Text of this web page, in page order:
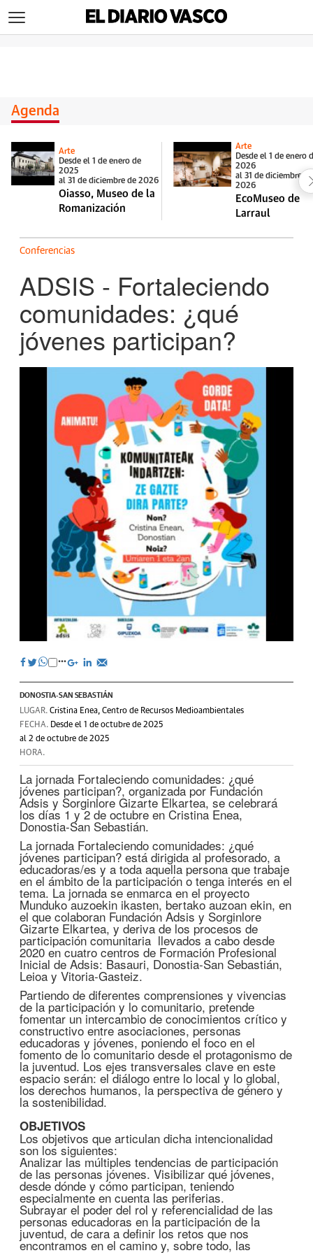
Agenda
Arte
Desde el 1 de enero de
2025
al 31 de diciembre de 2026
Oiasso, Museo de la
Romanización
Arte
Desde el 1 de enero
2026
al 31 de diciembre de
2026
EcoMuseo de
Larraul
Conferencias
ADSIS - Fortaleciendo
comunidades: ¿qué
jóvenes participan?
DONOSTIA-SAN SEBASTIÁN
LUGAR. Cristina Enea, Centro de Recursos Medioambientales
FECHA. Desde el 1 de octubre de 2025
al 2 de octubre de 2025
HORA.
La jornada Fortaleciendo comunidades: ¿qué
jóvenes participan?, organizada por Fundación
Adsis y Sorginlore Gizarte Elkartea, se celebrará
los días 1 y 2 de octubre en Cristina Enea,
Donostia-San Sebastián.
La jornada Fortaleciendo comunidades: ¿qué
jóvenes participan? está dirigida al profesorado, a
educadoras/es y a toda aquella persona que trabaje
en el ámbito de la participación o tenga interés en el
tema. La jornada se enmarca en el proyecto
Munduko auzoekin ikasten, bertako auzoan ekin, en
el que colaboran Fundación Adsis y Sorginlore
Gizarte Elkartea, y deriva de los procesos de
participación comunitaria llevados a cabo desde
2020 en cuatro centros de Formación Profesional
Inicial de Adsis: Basauri, Donostia-San Sebastián,
Leioa y Vitoria-Gasteiz.
Partiendo de diferentes comprensiones y vivencias
de la participación y lo comunitario, pretende
fomentar un intercambio de conocimientos crítico y
constructivo entre asociaciones, personas
educadoras y jóvenes, poniendo el foco en el
fomento de lo comunitario desde el protagonismo de
la juventud. Los ejes transversales clave en este
espacio serán: el diálogo entre lo local y lo global,
los derechos humanos, la perspectiva de género y
la sostenibilidad.
OBJETIVOS
Los objetivos que articulan dicha intencionalidad
son los siguientes:
Analizar las múltiples tendencias de participación
de las personas jóvenes. Visibilizar qué jóvenes,
desde dónde y cómo participan, teniendo
especialmente en cuenta las periferias.
Subrayar el poder del rol y referencialidad de las
personas educadoras en la participación de la
juventud, de cara a definir los retos que nos
encontramos en el camino y, sobre todo, las